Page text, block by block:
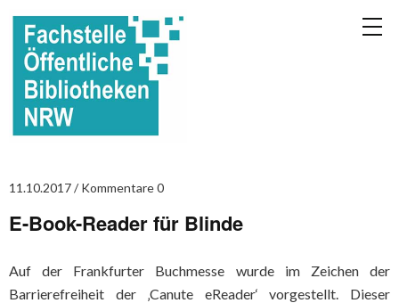
11.10.2017 Kommentare 0
E-Book-Reader für Blinde
Auf der Frankfurter Buchmesse wurde im Zeichen der
Barrierefreiheit der ‚Canute eReader‘ vorgestellt. Dieser